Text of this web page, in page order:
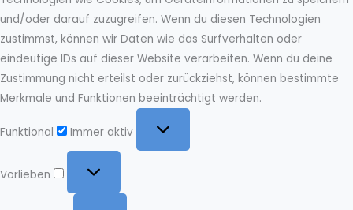
und/oder darauf zuzugreifen. Wenn du diesen Technologien
zustimmst, können wir Daten wie das Surfverhalten oder
eindeutige IDs auf dieser Website verarbeiten. Wenn du deine
Zustimmung nicht erteilst oder zurückziehst, können bestimmte
Merkmale und Funktionen beeinträchtigt werden.
Funktional
Immer aktiv
Vorlieben